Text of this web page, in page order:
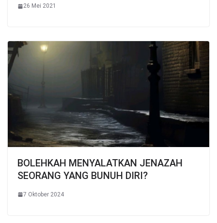
26 Mei 2021
BOLEHKAH MENYALATKAN JENAZAH
SEORANG YANG BUNUH DIRI?
7 Oktober 2024